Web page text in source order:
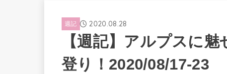
週記 2020.08.28
【週記】アルプスに
登り！2020/08/17-23